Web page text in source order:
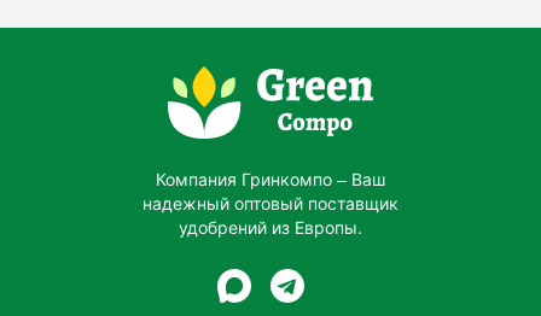
Компания Гринкомпо – Ваш
надежный оптовый поставщик
удобрений из Европы.